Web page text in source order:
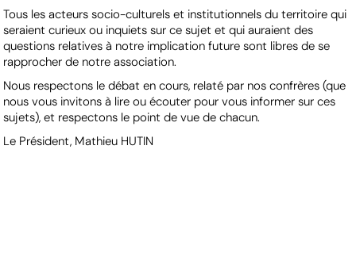
Tous les acteurs socio-culturels et institutionnels du territoire qui
seraient curieux ou inquiets sur ce sujet et qui auraient des
questions relatives à notre implication future sont libres de se
rapprocher de notre association.
Nous respectons le débat en cours, relaté par nos confrères (que
nous vous invitons à lire ou écouter pour vous informer sur ces
sujets), et respectons le point de vue de chacun.
Le Président, Mathieu HUTIN